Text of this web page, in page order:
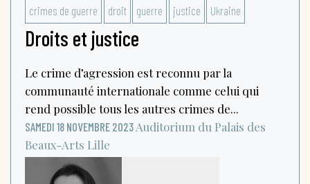
crimes de guerre droit guerre justice Ukraine
Droits et justice
Le crime d’agression est reconnu par la
communauté internationale comme celui qui
rend possible tous les autres crimes de...
SAMEDI 18 NOVEMBRE 2023 Auditorium du Palais des
Beaux-Arts Lille